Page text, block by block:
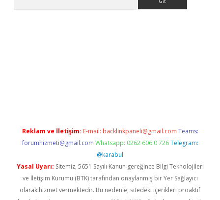
Reklam ve İletişim: E-mail: backlinkpaneli@gmail.com Teams:
forumhizmeti@gmail.com Whatsapp: 0262 606 0 726 Telegram:
@karabul
Yasal Uyarı: Sitemiz, 5651 Sayılı Kanun gereğince Bilgi Teknolojileri
ve İletişim Kurumu (BTK) tarafından onaylanmış bir Yer Sağlayıcı
olarak hizmet vermektedir. Bu nedenle, sitedeki içerikleri proaktif